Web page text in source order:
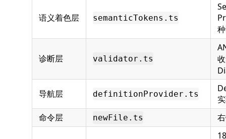
语义着色层 semanticTokens.ts
诊断层 validator.ts
导航层 definitionProvider.ts
命令层
newFile.ts